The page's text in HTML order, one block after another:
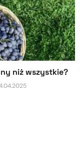
niż wszystkie?